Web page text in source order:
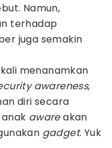
Namun,
terhadap
juga semakin
menanamkan
awareness,
diri secara
awareakan
gadget. Yuk